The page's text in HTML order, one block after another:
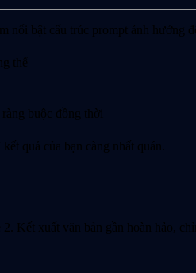
bật cấu trúc prompt ảnh hưởng
thể
buộc đồng thời
quả của bạn càng nhất quán.
xuất văn bản gần hoàn hảo,